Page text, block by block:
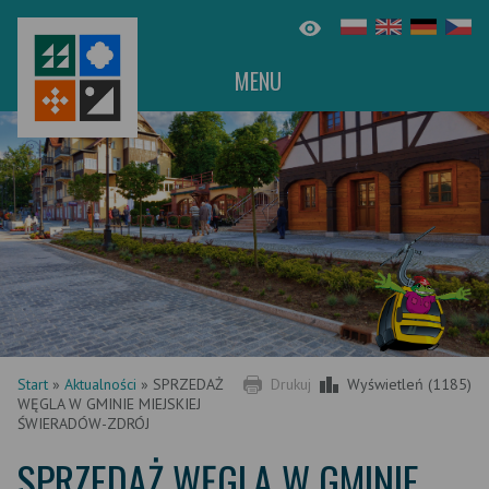
MENU
Drukuj Wyświetleń (1185)
Start » Aktualności » SPRZEDAŻ
WĘGLA W GMINIE MIEJSKIEJ
ŚWIERADÓW-ZDRÓJ